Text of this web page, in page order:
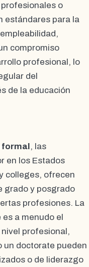
o
estándares para la
compromiso
profesional, lo
del
de la educación
formal, las
en los Estados
colleges, ofrecen
grado y posgrado
profesiones. La
es a menudo el
profesional,
un doctorate pueden
o de liderazgo